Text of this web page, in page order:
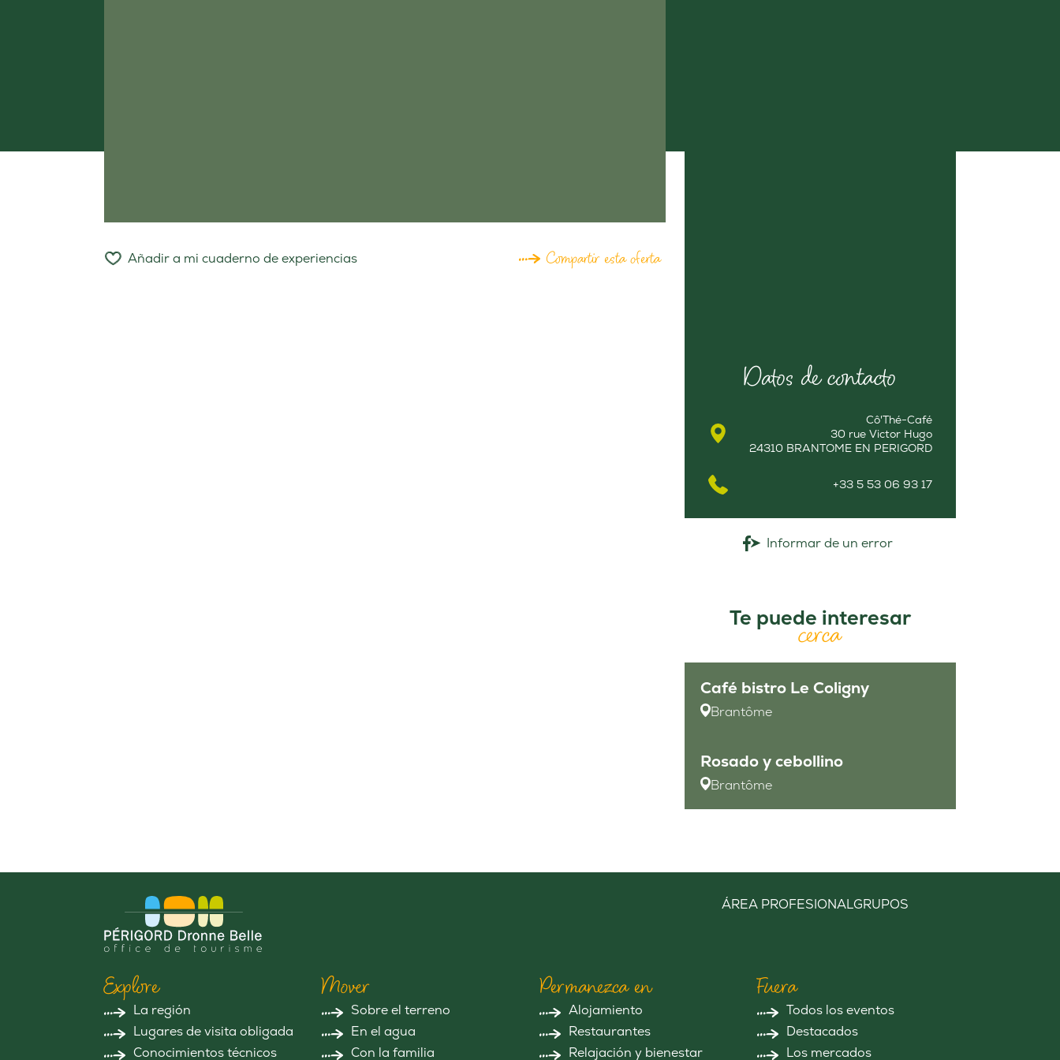
Añadir a mi cuaderno de experiencias Compartir esta oferta
Datos de contacto
Cô'Thé-Café
30 rue Victor Hugo
24310 BRANTOME EN PERIGORD
+33 5 53 06 93 17
Informar de un error
Te puede interesar
cerca
Café bistro Le Coligny
Brantôme
Rosado y cebollino
Brantôme
ÁREA PROFESIONALGRUPOS
Explore
La región
Lugares de visita obligada
Conocimientos técnicos
Mover
Sobre el terreno
En el agua
Con la familia
Permanezca en
Alojamiento
Restaurantes
Relajación y bienestar
Fuera
Todos los eventos
Destacados
Los mercados